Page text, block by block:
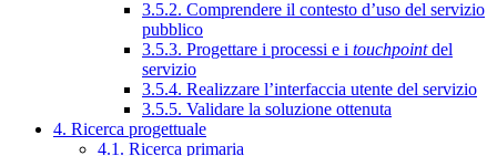
3.5.2. Comprendere il contesto d’uso del servizio
pubblico
3.5.3. Progettare i processi e i touchpointdel
servizio
3.5.4. Realizzare l’interfaccia utente del servizio
3.5.5. Validare la soluzione ottenuta
4. Ricerca progettuale
4.1. Ricerca primaria